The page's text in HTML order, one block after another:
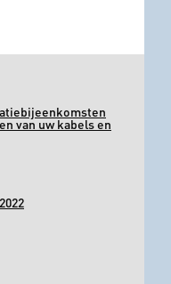
van uw kabels en